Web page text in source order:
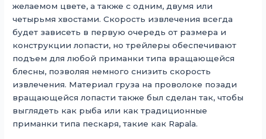
желаемом цвете, а также с одним, двумя или
четырьмя хвостами. Скорость извлечения всегда
будет зависеть в первую очередь от размера и
конструкции лопасти, но трейлеры обеспечивают
подъем для любой приманки типа вращающейся
блесны, позволяя немного снизить скорость
извлечения. Материал груза на проволоке позади
вращающейся лопасти также был сделан так, чтобы
выглядеть как рыба или как традиционные
приманки типа пескаря, такие как Rapala.